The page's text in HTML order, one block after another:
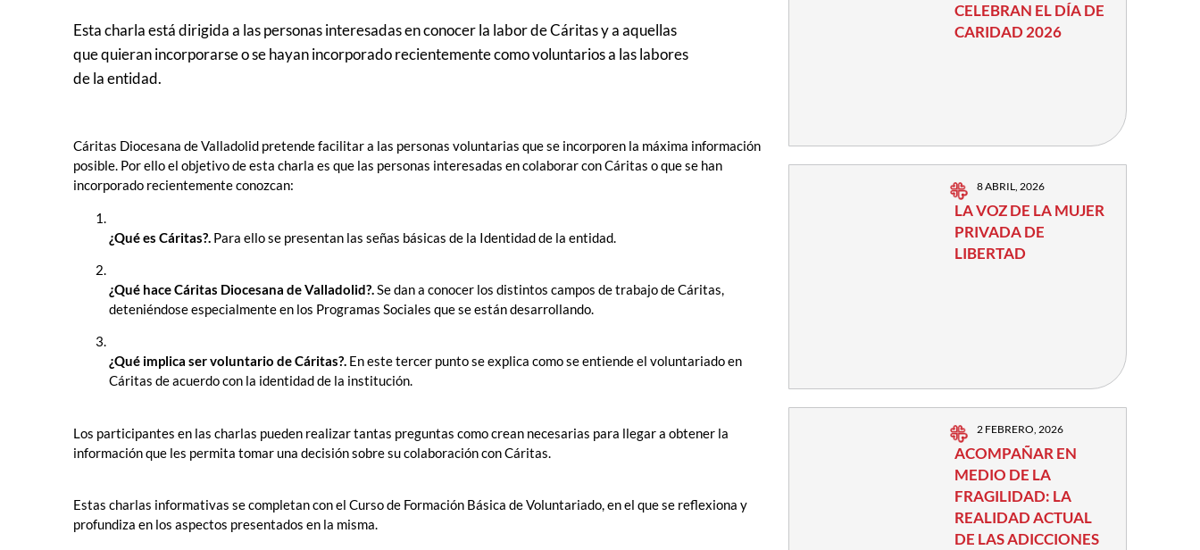
Esta charla está dirigida a las personas interesadas en conocer la labor de Cáritas y a aquellas
que quieran incorporarse o se hayan incorporado recientemente como voluntarios a las labores
de la entidad.
Cáritas Diocesana de Valladolid pretende facilitar a las personas voluntarias que se incorporen la máxima información
posible. Por ello el objetivo de esta charla es que las personas interesadas en colaborar con Cáritas o que se han
incorporado recientemente conozcan:
¿Qué es Cáritas?. Para ello se presentan las señas básicas de la Identidad de la entidad.
¿Qué hace Cáritas Diocesana de Valladolid?.Se dan a conocer los distintos campos de trabajo de Cáritas,
deteniéndose especialmente en los Programas Sociales que se están desarrollando.
¿Qué implica ser voluntario de Cáritas?. En este tercer punto se explica como se entiende el voluntariado en
Cáritas de acuerdo con la identidad de la institución.
Los participantes en las charlas pueden realizar tantas preguntas como crean necesarias para llegar a obtener la
información que les permita tomar una decisión sobre su colaboración con Cáritas.
Estas charlas informativas se completan con el Curso de Formación Básica de Voluntariado, en el que se reflexiona y
profundiza en los aspectos presentados en la misma.
CELEBRAN EL DÍA DE
CARIDAD 2026
8 ABRIL, 2026
LA VOZ DE LA MUJER
PRIVADA DE
LIBERTAD
2 FEBRERO, 2026
ACOMPAÑAR EN
MEDIO DE LA
FRAGILIDAD: LA
REALIDAD ACTUAL
DE LAS ADICCIONES